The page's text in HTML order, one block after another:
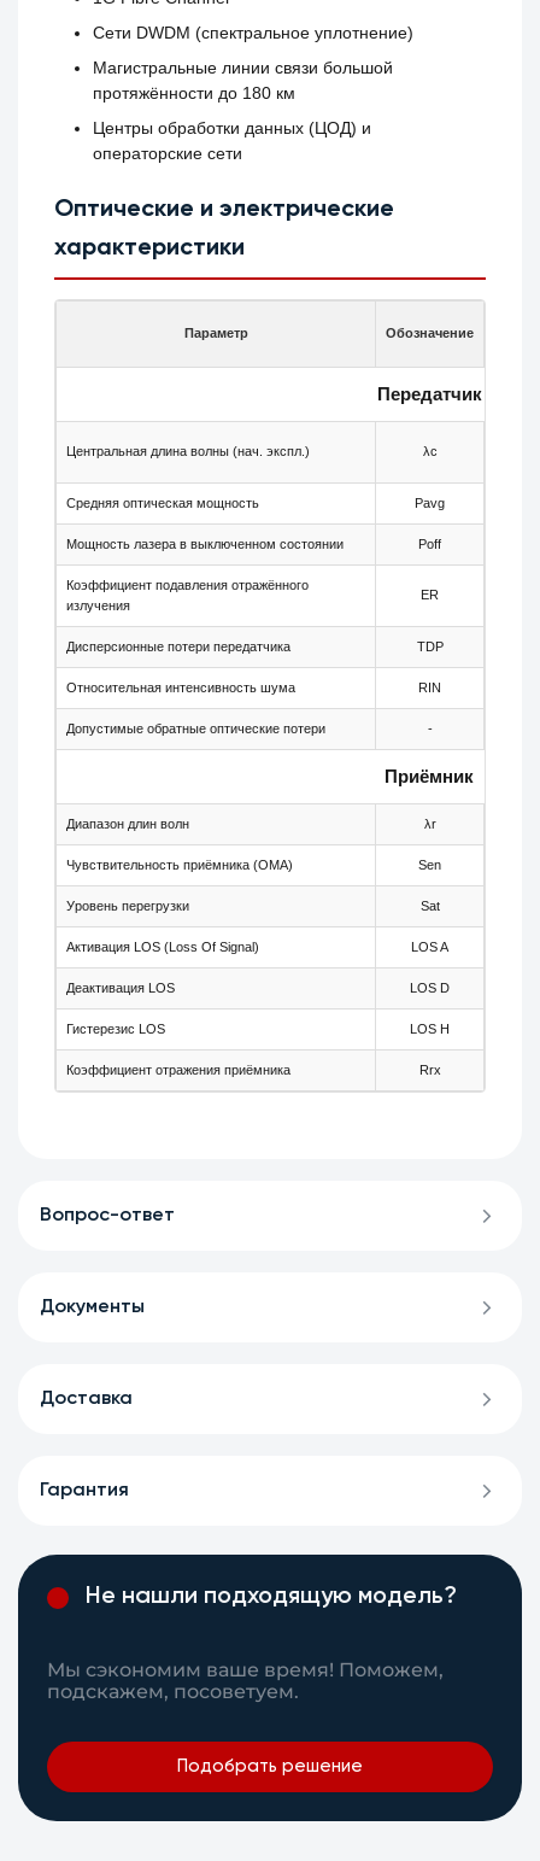
Сети DWDM (спектральное уплотнение)
Магистральные линии связи большой
протяжённости до 180 км
Центры обработки данных (ЦОД) и
операторские сети
Оптические и электрические
характеристики
Параметр Обозначение
Передатчик
Центральная длина волны (нач. экспл.) λc
Средняя оптическая мощность Pavg
Мощность лазера в выключенном состоянии Poff
Коэффициент подавления отражённого
излучения
ER
Дисперсионные потери передатчика TDP
Относительная интенсивность шума RIN
Допустимые обратные оптические потери -
Приёмник
Диапазон длин волн λr
Чувствительность приёмника (OMA) Sen
Уровень перегрузки Sat
Активация LOS (Loss Of Signal) LOS A
Деактивация LOS LOS D
Гистерезис LOS LOS H
Коэффициент отражения приёмника Rrx
Вопрос-ответ
Документы
Доставка
Гарантия
Не нашли подходящую модель?
Мы сэкономим ваше время! Поможем,
подскажем, посоветуем.
Подобрать решение